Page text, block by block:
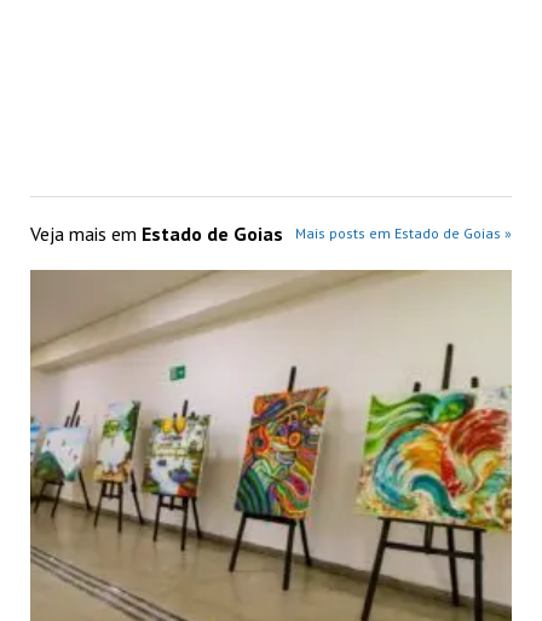
Veja mais em Estado de Goias Mais posts em Estado de Goias »